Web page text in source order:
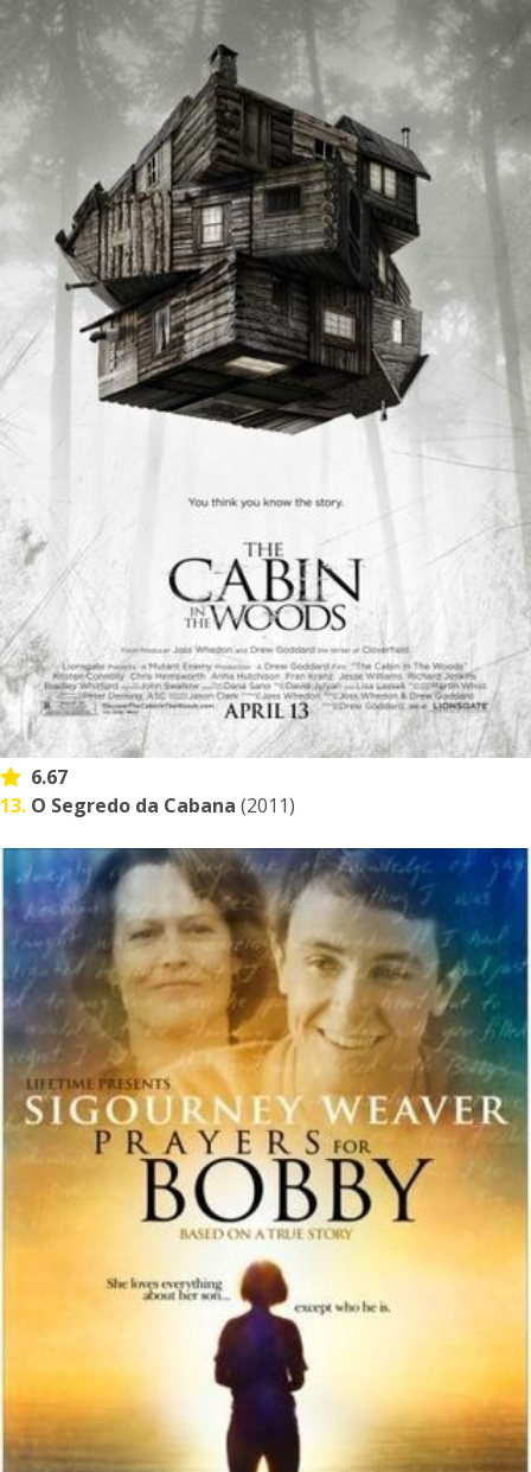
6.67
13. O Segredo da Cabana (2011)